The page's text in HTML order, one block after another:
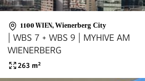
1100 WIEN, Wienerberg City
| WBS 7 + WBS 9 | MYHIVE AM
WIENERBERG
263 m²